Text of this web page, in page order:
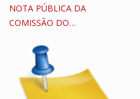
NOTA PÚBLICA DA
COMISSÃO DO…